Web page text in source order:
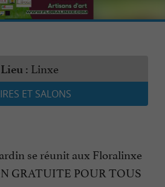
Lieu : Linxe
ET SALONS
se réunit aux Floralinxe
GRATUITE POUR TOUS